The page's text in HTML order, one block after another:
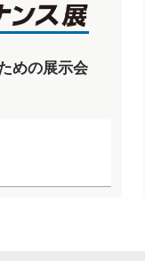
めの展示会